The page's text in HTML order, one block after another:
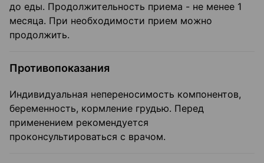
до еды. Продолжительность приема - не менее 1
месяца. При необходимости прием можно
продолжить.
Противопоказания
Индивидуальная непереносимость компонентов,
беременность, кормление грудью. Перед
применением рекомендуется
проконсультироваться с врачом.